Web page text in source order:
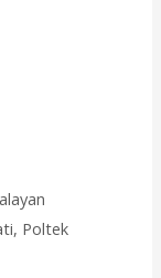
Poltek